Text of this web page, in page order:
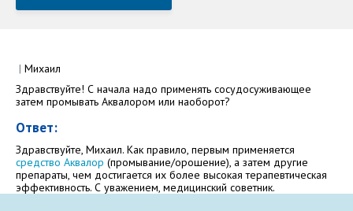
Как Вас зовут
Электронная почта
| Михаил
Здравствуйте! С начала надо применять сосудосуживающее
затем промывать Аквалором или наоборот?
Ответ:
Здравствуйте, Михаил. Как правило, первым применяется
средство Аквалор (промывание/орошение), а затем другие
препараты, чем достигается их более высокая терапевтическая
эффективность. С уважением, медицинский советник.